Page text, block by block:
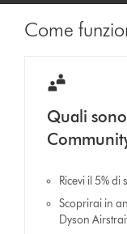
Come
Quali
Ricevi il 5%
Scoprirai in
Dyson